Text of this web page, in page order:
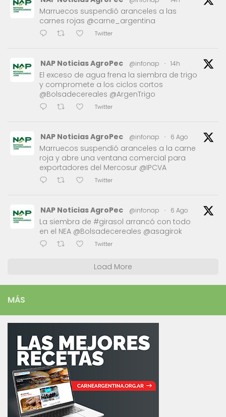
Marruecos suspendió aranceles a las
carnes rojas @carne_argentina
Twitter
NAP Noticias AgroPec @infonap · 14h
El exceso de agua frena la siembra de trigo
y compromete a los ciclos cortos
@Bolsadecereales @ArgenTrigo
Twitter
NAP Noticias AgroPec @infonap · 6 Ago
Marruecos suspendió aranceles a la carne
roja y abre una ventana comercial para
exportadores del Mercosur @IPCVA
Twitter
NAP Noticias AgroPec @infonap · 6 Ago
La siembra de #girasol arrancó con todo
en el NEA @Bolsadecereales @asagirok
Twitter
Load More
MÁS